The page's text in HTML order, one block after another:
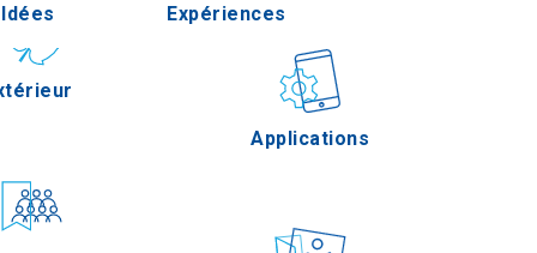
Serres
Gastronomie
Applications
Idées Expériences